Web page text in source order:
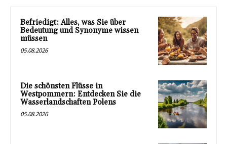
Befriedigt: Alles, was Sie über
Bedeutung und Synonyme wissen
müssen
05.08.2026
Die schönsten Flüsse in
Westpommern: Entdecken Sie die
Wasserlandschaften Polens
05.08.2026